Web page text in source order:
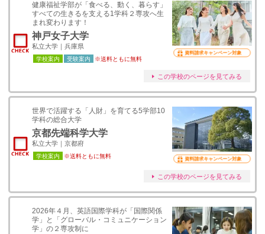
健康福祉学部が「⾷べる、動く、暮らす」
すべての⽣きるを⽀える1学科２専攻へ⽣
まれ変わります！
神戸女子大学
私立大学｜兵庫県
学校案内 受験案内 ※送料ともに無料
資料請求キャンペーン対象
この学校のページを見てみる
世界で活躍する「人財」を育てる5学部10
学科の総合大学
京都先端科学大学
私立大学｜京都府
学校案内 ※送料ともに無料 資料請求キャンペーン対象
この学校のページを見てみる
2026年４月、英語国際学科が「国際関係
学」と「グローバル・コミュニケーション
学」の２専攻制に